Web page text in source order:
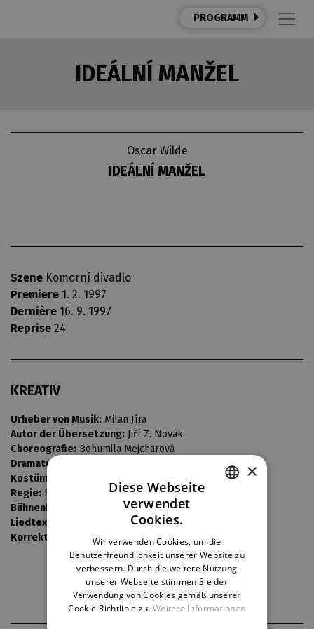
PROGRAMM
IDEÁLNÍ MANŽEL
Oscar Wilde
IDEÁLNÍ MANŽEL
Szene Komorní divadlo
Premiere 1. 2. 1997
Dernière 16. 9. 1997
Reprise 24
KREATIV
Urheber von Musik: Milan Jíra
Autor der Übersetzung: Jiří Z. Novák
Choreografie: Bohumila Mejcharová
Dramaturgie:
Kostüme:
Regie: František Laurin
Bühnenbild:
Liedtexte:
Václav Červenka
Korrektur:
František Laurin
GERMAN
×
Diese Webseite
verwendet
Cookies.
Wir verwenden Cookies, um die
Benutzerfreundlichkeit unserer Website zu
verbessern. Durch die weitere Nutzung
unserer Webseite stimmen Sie der
Verwendung von Cookies gemäß unserer
Cookie-Richtlinie zu. Weitere Informationen